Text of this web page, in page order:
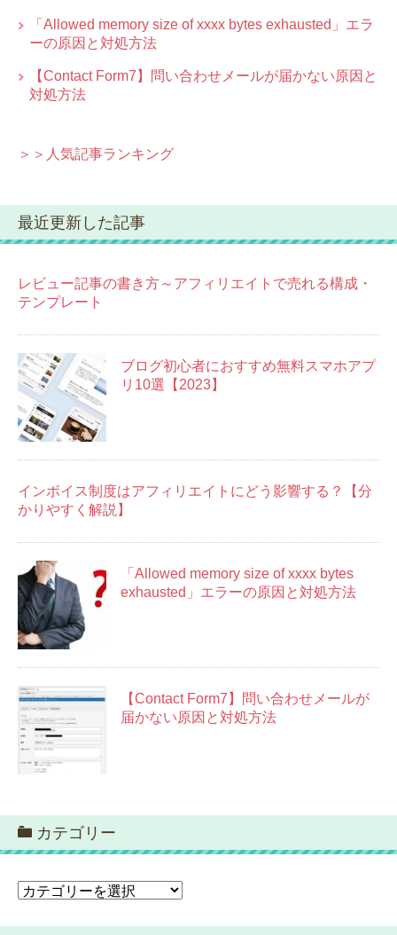
「Allowed memory size of xxxx bytes exhausted」エラ
ーの原因と対処方法
【Contact Form7】問い合わせメールが届かない原因と
対処方法
＞＞人気記事ランキング
最近更新した記事
レビュー記事の書き方～アフィリエイトで売れる構成・
テンプレート
ブログ初心者におすすめ無料スマホアプ
リ10選【2023】
インボイス制度はアフィリエイトにどう影響する？【分
かりやすく解説】
「Allowed memory size of xxxx bytes
exhausted」エラーの原因と対処方法
【Contact Form7】問い合わせメールが
届かない原因と対処方法
カテゴリー
カ
ゴ